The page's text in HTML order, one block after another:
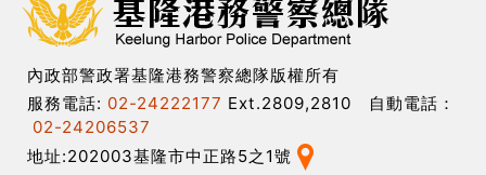
內政部警政署基隆港務警察總隊版權所有
服務電話: 02-24222177 Ext.2809,2810 自動電話：
02-24206537
地址:202003基隆市中正路5之1號